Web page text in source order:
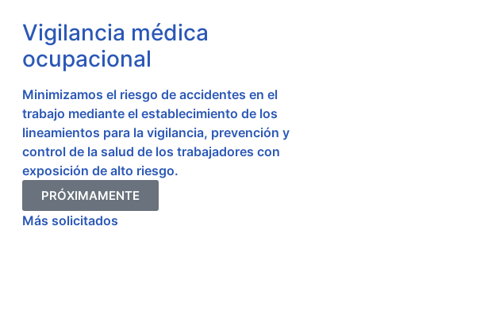
Vigilancia médica
ocupacional
Minimizamos el riesgo de accidentes en el
trabajo mediante el establecimiento de los
lineamientos para la vigilancia, prevención y
control de la salud de los trabajadores con
exposición de alto riesgo.
PRÓXIMAMENTE
Más solicitados